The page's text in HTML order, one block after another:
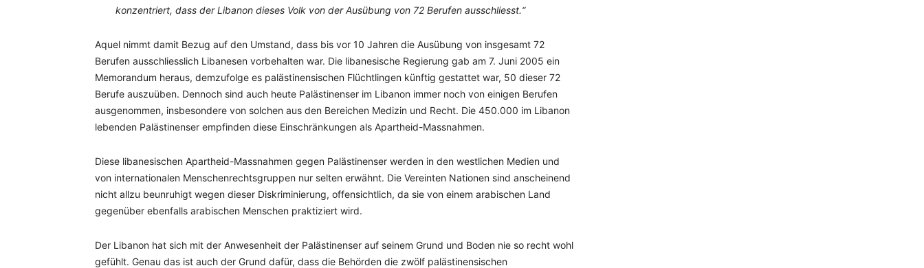
konzentriert, dass der Libanon dieses Volk von der Ausübung von 72 Berufen ausschliesst.“
Aquel nimmt damit Bezug auf den Umstand, dass bis vor 10 Jahren die Ausübung von insgesamt 72
Berufen ausschliesslich Libanesen vorbehalten war. Die libanesische Regierung gab am 7. Juni 2005 ein
Memorandum heraus, demzufolge es palästinensischen Flüchtlingen künftig gestattet war, 50 dieser 72
Berufe auszuüben. Dennoch sind auch heute Palästinenser im Libanon immer noch von einigen Berufen
ausgenommen, insbesondere von solchen aus den Bereichen Medizin und Recht. Die 450.000 im Libanon
lebenden Palästinenser empfinden diese Einschränkungen als Apartheid-Massnahmen.
Diese libanesischen Apartheid-Massnahmen gegen Palästinenser werden in den westlichen Medien und
von internationalen Menschenrechtsgruppen nur selten erwähnt. Die Vereinten Nationen sind anscheinend
nicht allzu beunruhigt wegen dieser Diskriminierung, offensichtlich, da sie von einem arabischen Land
gegenüber ebenfalls arabischen Menschen praktiziert wird.
Der Libanon hat sich mit der Anwesenheit der Palästinenser auf seinem Grund und Boden nie so recht wohl
gefühlt. Genau das ist auch der Grund dafür, dass die Behörden die zwölf palästinensischen